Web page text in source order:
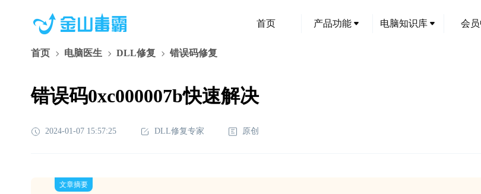
首页 产品功能 电脑知识库 会
首页 电脑医生 DLL修复 错误码修复
错误码0xc000007b快速解决
2024-01-07 15:57:25 DLL修复专家 原创
文章摘要